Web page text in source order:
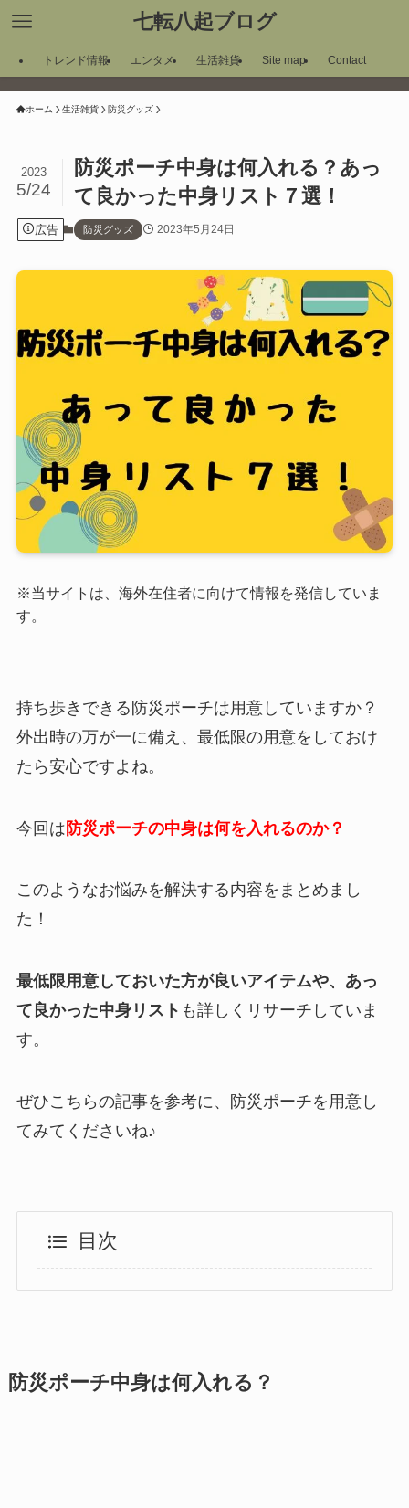
七転八起ブログ
トレンド情報 エンタメ 生活雑貨 Site map Contact
ホーム 生活雑貨 防災グッズ
防災ポーチ中身は何入れる？あっ
て良かった中身リスト７選！
2023
5/24
広告 防災グッズ 2023年5月24日
※当サイトは、海外在住者に向けて情報を発信していま
す。
持ち歩きできる防災ポーチは用意していますか？
外出時の万が一に備え、最低限の用意をしておけ
たら安心ですよね。
今回は 防災ポーチの中身は何を入れるのか？
このようなお悩みを解決する内容をまとめまし
た！
最低限用意しておいた方が良いアイテムや、あっ
て良かった中身リスト も詳しくリサーチしていま
す。
ぜひこちらの記事を参考に、防災ポーチを用意し
てみてくださいね♪
目次
防災ポーチ中身は何入れる？